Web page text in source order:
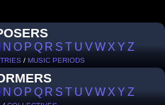
N O P Q R S T U V W X Y Z
/ MUSIC PERIODS
N O P Q R S T U V W X Y Z